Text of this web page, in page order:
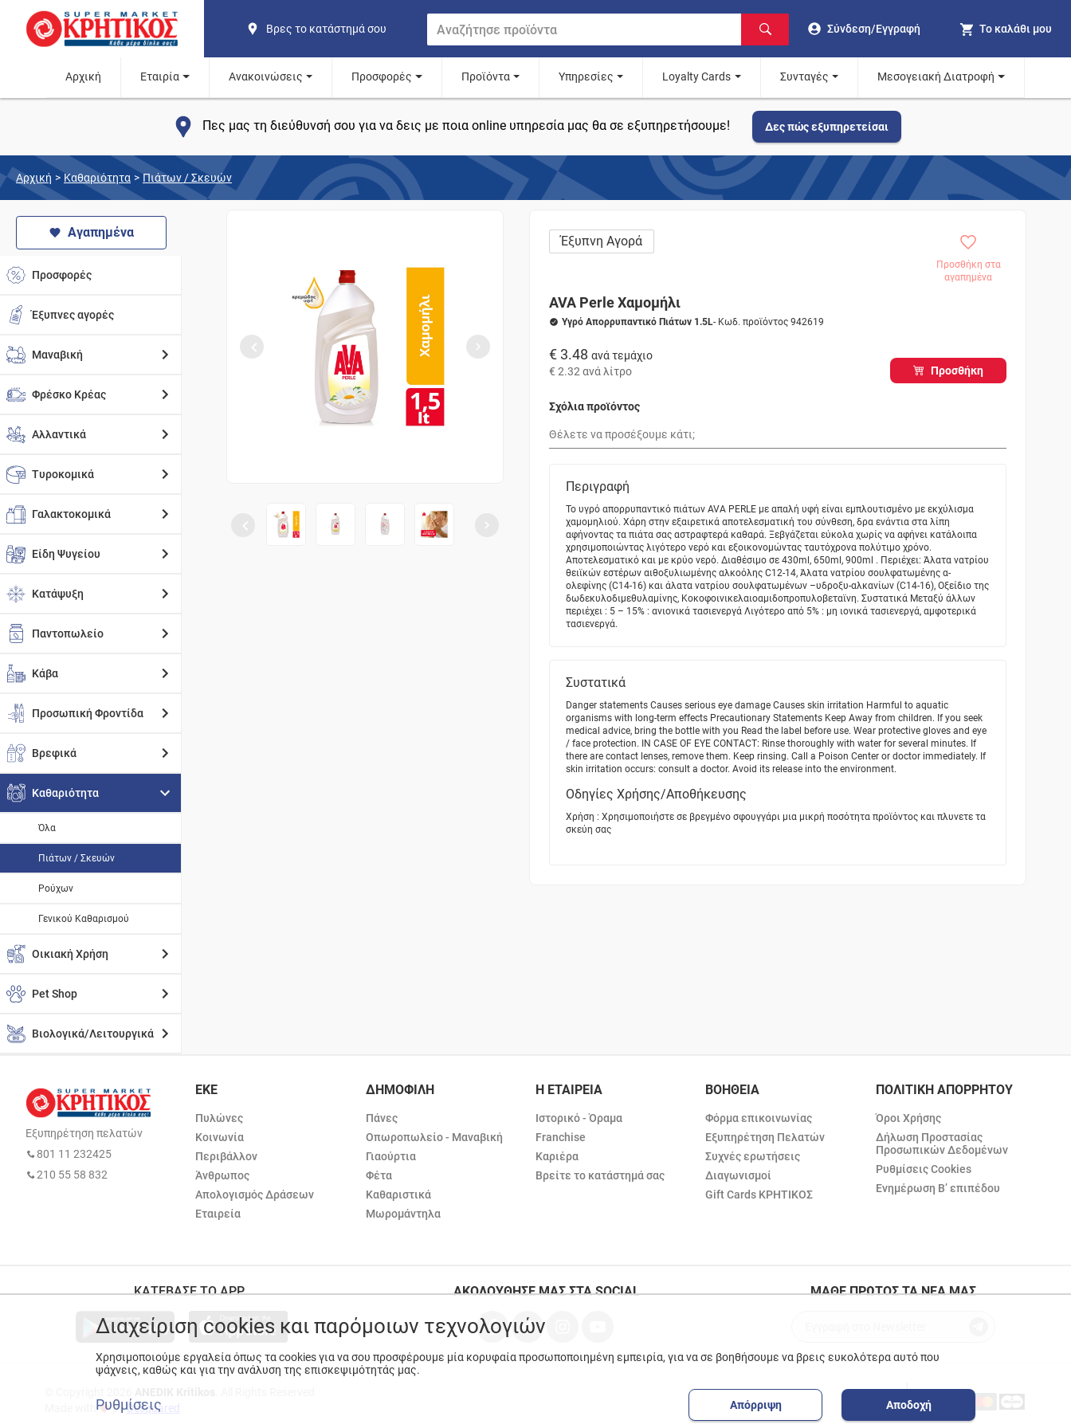
Βρες το κατάστημά σου Σύνδεση/Εγγραφή Το καλάθι μου
Αρχική Εταιρία Ανακοινώσεις Προσφορές Προϊόντα Υπηρεσίες Loyalty Cards Συνταγές Μεσογειακή Διατροφή
Πες μας τη διεύθυνσή σου για να δεις με ποια online υπηρεσία μας θα σε εξυπηρετήσουμε! Δες πώς εξυπηρετείσαι
Αρχική > Καθαριότητα > Πιάτων / Σκευών
Αγαπημένα
Προσφορές
Έξυπνες αγορές
Μαναβική
Φρέσκο Κρέας
Αλλαντικά
Τυροκομικά
Γαλακτοκομικά
Είδη Ψυγείου
Κατάψυξη
Παντοπωλείο
Κάβα
Προσωπική Φροντίδα
Βρεφικά
Καθαριότητα
Όλα
Πιάτων / Σκευών
Ρούχων
Γενικού Καθαρισμού
Οικιακή Χρήση
Pet Shop
Βιολογικά/Λειτουργικά
Έξυπνη Αγορά
Προσθήκη στα
αγαπημένα
AVA Perle Χαμομήλι
Υγρό Απορρυπαντικό Πιάτων 1.5L- Κωδ. προϊόντος 942619
€ 3.48 ανά τεμάχιο
€ 2.32 ανά λίτρο Προσθήκη
Σχόλια προϊόντος
Περιγραφή
Το υγρό απορρυπαντικό πιάτων AVA PERLE με απαλή υφή είναι εμπλουτισμένο με εκχύλισμα
χαμομηλιού. Χάρη στην εξαιρετικά αποτελεσματική του σύνθεση, δρα ενάντια στα λίπη
αφήνοντας τα πιάτα σας αστραφτερά καθαρά. Ξεβγάζεται εύκολα χωρίς να αφήνει κατάλοιπα
χρησιμοποιώντας λιγότερο νερό και εξοικονομώντας ταυτόχρονα πολύτιμο χρόνο.
Αποτελεσματικό και με κρύο νερό. Διαθέσιμο σε 430ml, 650ml, 900ml . Περιέχει: Άλατα νατρίου
θειϊκών εστέρων αιθοξυλιωμένης αλκοόλης C12-14, Άλατα νατρίου σουλφατωμένης α-
ολεφίνης (C14-16) και άλατα νατρίου σουλφατωμένων –υδροξυ-αλκανίων (C14-16), Οξείδιο της
δωδεκυλοδιμεθυλαμίνης, Κοκοφοινικελαιοαμιδοπροπυλοβεταϊνη. Συστατικά Μεταξύ άλλων
περιέχει : 5 – 15% : ανιονικά τασιενεργά Λιγότερο από 5% : μη ιονικά τασιενεργά, αμφοτερικά
τασιενεργά.
Συστατικά
Danger statements Causes serious eye damage Causes skin irritation Harmful to aquatic
organisms with long-term effects Precautionary Statements Keep Away from children. If you seek
medical advice, bring the bottle with you Read the label before use. Wear protective gloves and eye
/ face protection. IN CASE OF EYE CONTACT: Rinse thoroughly with water for several minutes. If
there are contact lenses, remove them. Keep rinsing. Call a Poison Center or doctor immediately. If
skin irritation occurs: consult a doctor. Avoid its release into the environment.
Οδηγίες Χρήσης/Αποθήκευσης
Χρήση : Χρησιμοποιήστε σε βρεγμένο σφουγγάρι μια μικρή ποσότητα προϊόντος και πλυνετε τα
σκεύη σας
Εξυπηρέτηση πελατών
801 11 232425
210 55 58 832
ΕΚΕ
Πυλώνες
Κοινωνία
Περιβάλλον
Άνθρωπος
Απολογισμός Δράσεων
Εταιρεία
ΔΗΜΟΦΙΛΗ
Πάνες
Οπωροπωλείο - Μαναβική
Γιαούρτια
Φέτα
Καθαριστικά
Μωρομάντηλα
Η ΕΤΑΙΡΕΙΑ
Ιστορικό - Όραμα
Franchise
Καριέρα
Βρείτε το κατάστημά σας
ΒΟΗΘΕΙΑ
Φόρμα επικοινωνίας
Εξυπηρέτηση Πελατών
Συχνές ερωτήσεις
Διαγωνισμοί
Gift Cards ΚΡΗΤΙΚΟΣ
ΠΟΛΙΤΙΚΗ ΑΠΟΡΡΗΤΟΥ
Όροι Χρήσης
Δήλωση Προστασίας
Προσωπικών Δεδομένων
Ρυθμίσεις Cookies
Ενημέρωση Β’ επιπέδου
ΚΑΤΕΒΑΣΕ ΤΟ APP ΑΚΟΛΟΥΘΗΣΕ ΜΑΣ ΣΤΑ SOCIAL ΜΑΘΕ ΠΡΩΤΟΣ ΤΑ ΝΕΑ ΜΑΣ
Made with
byDesquared
Διαχείριση cookies και παρόμοιων τεχνολογιών
Χρησιμοποιούμε εργαλεία όπως τα cookies για να σου προσφέρουμε μία κορυφαία προσωποποιημένη εμπειρία, για να σε βοηθήσουμε να βρεις ευκολότερα αυτό που
ψάχνεις, καθώς και για την ανάλυση της επισκεψιμότητάς μας.
Ρυθμίσεις Απόρριψη Αποδοχή